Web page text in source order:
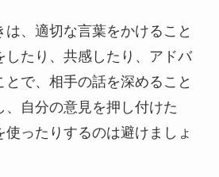
、適切な言葉をかけること
したり、共感したり、アドバ
とで、相手の話を深めること
、自分の意見を押し付けた
使ったりするのは避けましょ